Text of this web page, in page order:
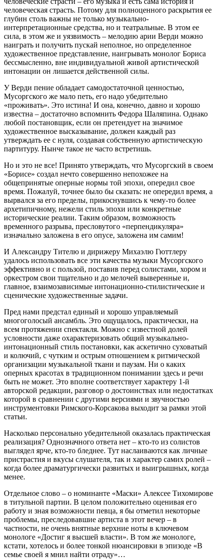
человеческая страсть. Потому для полноценного раскрытия ее
глубин столь важны не только музыкально-
интерпретационные средства, но и театральные. В этом ее
сила, в этом же и уязвимость – мелодию арии Верди можно
наиграть и получить пускай неполное, но определенное
художественное представление, наигрывать монолог Бориса
бессмысленно, вне индивидуальной живой артистической
интонации он лишается действенной силы.
У Верди пение обладает самодостаточной ценностью,
Мусоргского же мало петь, его надо убедительно
«проживать». Это истина! И она, конечно, давно и хорошо
известна – достаточно вспомнить Федора Шаляпина. Однако
любой постановщик, если он претендует на значимое
художественное высказывание, должен каждый раз
утверждать ее с нуля, создавая собственную артистическую
партитуру. Нынче такое не часто встретишь.
Но и это не все! Принято утверждать, что Мусоргский в своем
«Борисе» создал нечто совершенно непохожее на
общепринятые оперные нормы той эпохи, опередил свое
время. Пожалуй, точнее было бы сказать: не опередил время, а
вырвался за его пределы, прикоснувшись к чему-то более
архетипичному, нежели стиль эпохи или конкретные
исторические реалии. Таким образом, возможность
временного разрыва, пресловутого «перпендикуляра»
изначально заложена в его опусе, заложена им самим!
И Александру Тителю и дирижеру Михаэлю Гюттлеру
удалось использовать все эти качества музыки Мусоргского
эффективно и с пользой, поставив перед солистами, хором и
оркестром свои тщательно и до мелочей выверенные и,
главное, взаимозависимые интонационно-стилистические и
сценические художественные задачи.
Пред нами предстал единый и хорошо управляемый
многоголосый ансамбль. Это ощущалось, практически, на
всем протяжении спектакля. Можно с известной долей
условности даже охарактеризовать общий музыкально-
интонационный стиль постановки, как аскетично суховатый
и колючий, с чутким и острым отношением к ритмической
организации музыкальной ткани и паузам. Ни о каких
оперных красотах в традиционном понимании здесь и речи
быть не может. Это вполне соответствует характеру 1-й
авторской редакции, разговор о достоинствах или недостатках
которой в сравнении с другими версиями и звучностью
инструментовки Римского-Корсакова выходит за рамки этой
статьи.
Насколько персонально убедительной оказалась практическая
реализация? Однозначного ответа нет – кто-то из солистов
выглядел ярче, кто-то бледнее. Тут наслаиваются как личные
пристрастия и вкусы слушателя, так и характер самих ролей –
когда более драматургически развитых и выигрышных, когда
менее.
Отдельное слово – о номинанте «Маски» Алексее Тихомирове
в титульной партии. В целом положительно оценивая его
работу и зная возможности певца, я бы отметил некоторые
проблемы, преследовавшие артиста в этот вечер – в
частности, не очень внятные верхние ноты в ключевом
монологе «Достиг я высшей власти». В том же монологе,
кстати, хотелось и более тонкой нюансировки в эпизоде «В
семье своей я мнил найти отраду»…